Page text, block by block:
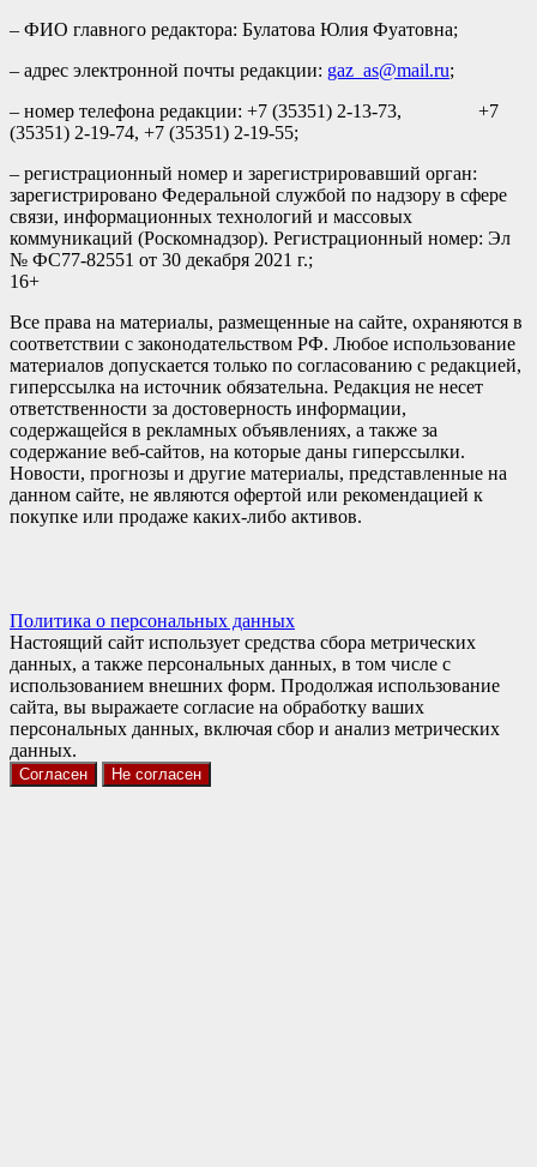
– ФИО главного редактора: Булатова Юлия Фуатовна;
– адрес электронной почты редакции: gaz_as@mail.ru;
– номер телефона редакции: +7 (35351) 2-13-73, +7
(35351) 2-19-74, +7 (35351) 2-19-55;
– регистрационный номер и зарегистрировавший орган:
зарегистрировано Федеральной службой по надзору в сфере
связи, информационных технологий и массовых
коммуникаций (Роскомнадзор). Регистрационный номер: Эл
№ ФС77-82551 от 30 декабря 2021 г.;
16+
Все права на материалы, размещенные на сайте, охраняются в
соответствии с законодательством РФ. Любое использование
материалов допускается только по согласованию с редакцией,
гиперссылка на источник обязательна. Редакция не несет
ответственности за достоверность информации,
содержащейся в рекламных объявлениях, а также за
содержание веб-сайтов, на которые даны гиперссылки.
Новости, прогнозы и другие материалы, представленные на
данном сайте, не являются офертой или рекомендацией к
покупке или продаже каких-либо активов.
Политика о персональных данных
Настоящий сайт использует средства сбора метрических
данных, а также персональных данных, в том числе с
использованием внешних форм. Продолжая использование
сайта, вы выражаете согласие на обработку ваших
персональных данных, включая сбор и анализ метрических
данных.
Согласен Не согласен